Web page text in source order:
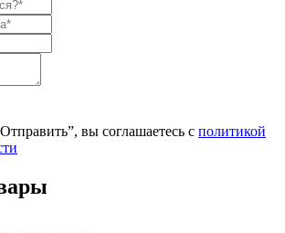
вы соглашаетесь с политикой